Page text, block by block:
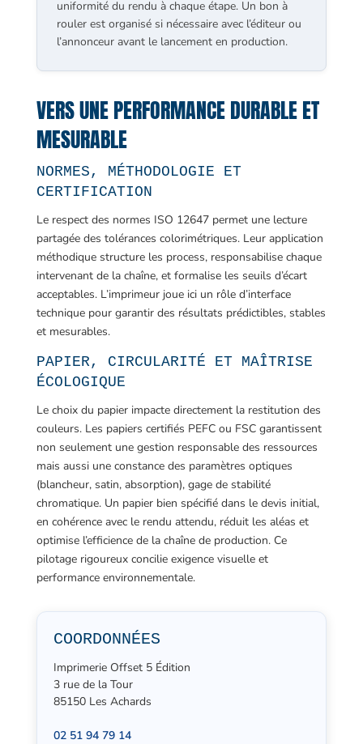
uniformité du rendu à chaque étape. Un bon à
rouler est organisé si nécessaire avec l’éditeur ou
l’annonceur avant le lancement en production.
VERS UNE PERFORMANCE DURABLE ET
MESURABLE
NORMES, MÉTHODOLOGIE ET
CERTIFICATION
Le respect des normes ISO 12647 permet une lecture
partagée des tolérances colorimétriques. Leur application
méthodique structure les process, responsabilise chaque
intervenant de la chaîne, et formalise les seuils d’écart
acceptables. L’imprimeur joue ici un rôle d’interface
technique pour garantir des résultats prédictibles, stables
et mesurables.
PAPIER, CIRCULARITÉ ET MAÎTRISE
ÉCOLOGIQUE
Le choix du papier impacte directement la restitution des
couleurs. Les papiers certifiés PEFC ou FSC garantissent
non seulement une gestion responsable des ressources
mais aussi une constance des paramètres optiques
(blancheur, satin, absorption), gage de stabilité
chromatique. Un papier bien spécifié dans le devis initial,
en cohérence avec le rendu attendu, réduit les aléas et
optimise l’efficience de la chaîne de production. Ce
pilotage rigoureux concilie exigence visuelle et
performance environnementale.
COORDONNÉES
Imprimerie Offset 5 Édition
3 rue de la Tour
85150 Les Achards
02 51 94 79 14